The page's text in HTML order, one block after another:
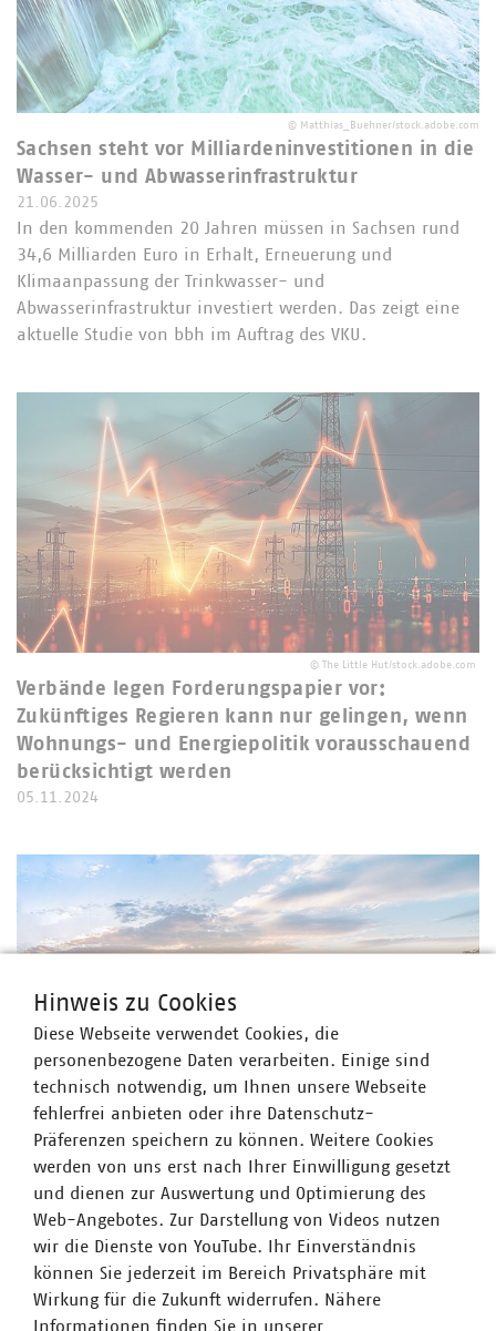
© Matthias_Buehner/stock.adobe.com
Sachsen steht vor Milliardeninvestitionen in die
Wasser- und Abwasserinfrastruktur
21.06.2025
In den kommenden 20 Jahren müssen in Sachsen rund
34,6 Milliarden Euro in Erhalt, Erneuerung und
Klimaanpassung der Trinkwasser- und
Abwasserinfrastruktur investiert werden. Das zeigt eine
aktuelle Studie von bbh im Auftrag des VKU.
© The Little Hut/stock.adobe.com
Verbände legen Forderungspapier vor:
Zukünftiges Regieren kann nur gelingen, wenn
Wohnungs- und Energiepolitik vorausschauend
berücksichtigt werden
05.11.2024
Pressemitteilung vom 14.08.2024
Fünf Jahre Kenia-Koalition in Sachsen –
Sächsische Kommunalwirtschaft zieht Bilanz
14.08.2024
Dresden, 14.08.2024. Am 20. Dezember 2019 wurde die
Sächsische Staatsregierung unter Führung von
Ministerpräsident Michael Kretschmer vereidigt. Die unter
Hinweis zu Cookies
Diese Webseite verwendet Cookies, die
personenbezogene Daten verarbeiten. Einige sind
technisch notwendig, um Ihnen unsere Webseite
fehlerfrei anbieten oder ihre Datenschutz-
Präferenzen speichern zu können. Weitere Cookies
werden von uns erst nach Ihrer Einwilligung gesetzt
und dienen zur Auswertung und Optimierung des
Web-Angebotes. Zur Darstellung von Videos nutzen
wir die Dienste von YouTube. Ihr Einverständnis
können Sie jederzeit im Bereich Privatsphäre mit
Wirkung für die Zukunft widerrufen. Nähere
Informationen finden Sie in unserer